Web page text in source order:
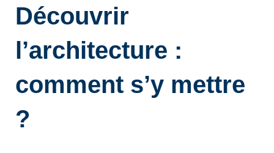
Découvrir
l’architecture :
comment s’y mettre
?